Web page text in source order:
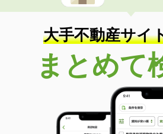
大手不動産サイ
まとめて